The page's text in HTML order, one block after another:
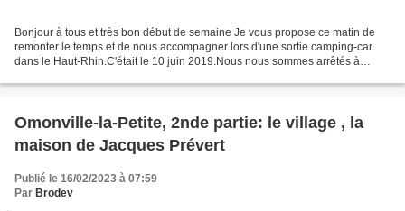
Bonjour à tous et très bon début de semaine Je vous propose ce matin de
remonter le temps et de nous accompagner lors d'une sortie camping-car
dans le Haut-Rhin.C'était le 10 juin 2019.Nous nous sommes arrêtés à
Omonville-la-Petite, 2nde partie: le village , la
maison de Jacques Prévert
Publié le 16/02/2023 à 07:59
Par Brodev